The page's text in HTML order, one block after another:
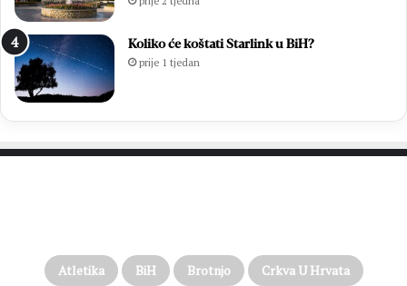
Koliko će koštati Starlink u BiH?
prije 1 tjedan
Atletika BiH Brotnjo Crkva U Hrvata